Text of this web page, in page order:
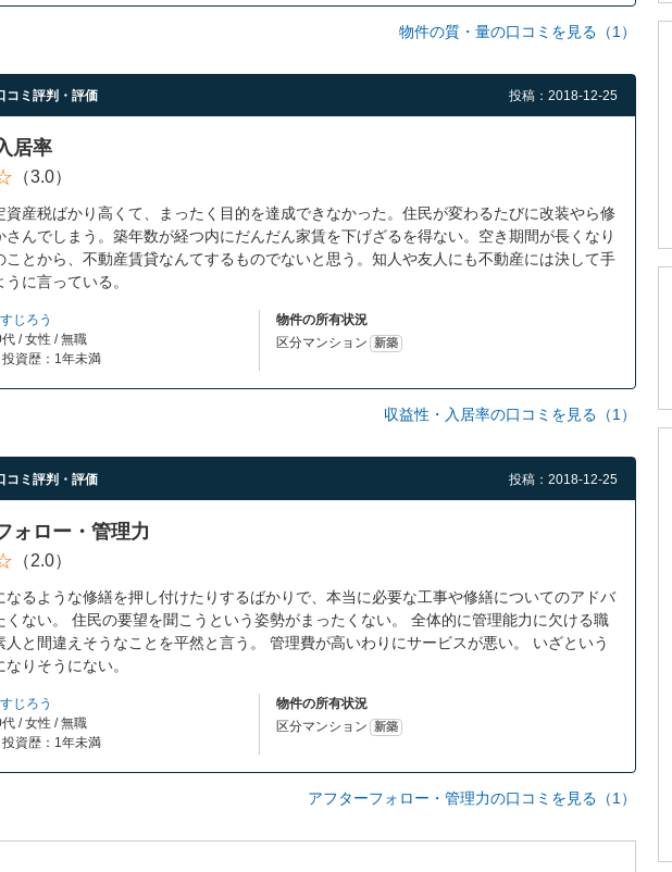
物件の質・量の口コミを見る（1）
コミ評判・評価 投稿：2018-12-25
居率
（3.0）
資産税ばかり高くて、まったく目的を達成できなかった。住民が変わるたびに改装やら修
さんでしまう。築年数が経つ内にだんだん家賃を下げざるを得ない。空き期間が長くなり
ことから、不動産賃貸なんてするものでないと思う。知人や友人にも不動産には決して手
に言っている。
じろう
/ 女性 / 無職
投資歴：1年未満
物件の所有状況
区分マンション 新築
収益性・入居率の口コミを見る（1）
コミ評判・評価 投稿：2018-12-25
ォロー・管理力
（2.0）
なるような修繕を押し付けたりするばかりで、本当に必要な工事や修繕についてのアドバ
くない。 住民の要望を聞こうという姿勢がまったくない。 全体的に管理能力に欠ける職
人と間違えそうなことを平然と言う。 管理費が高いわりにサービスが悪い。 いざという
りそうにない。
じろう
/ 女性 / 無職
投資歴：1年未満
物件の所有状況
区分マンション 新築
アフターフォロー・管理力の口コミを見る（1）